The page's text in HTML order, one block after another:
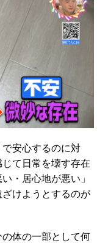
安心するのに対
て日常を壊す存在
・居心地が悪い」
けようとするのが
体の一部として何